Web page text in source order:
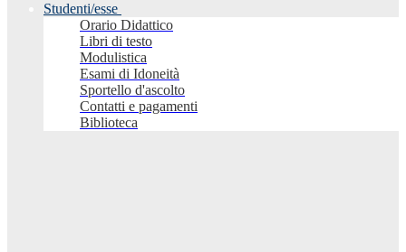
Studenti/esse
Orario Didattico
Libri di testo
Modulistica
Esami di Idoneità
Sportello d'ascolto
Contatti e pagamenti
Biblioteca